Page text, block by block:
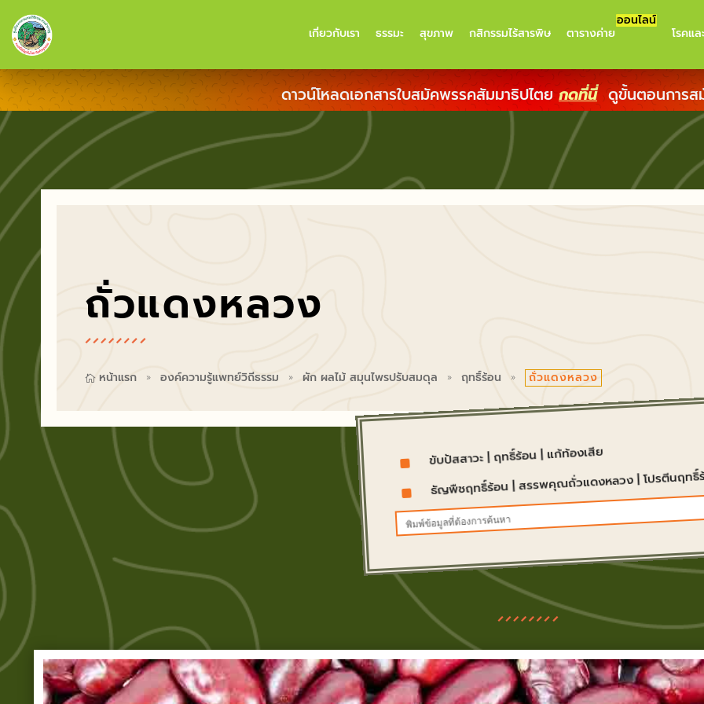
เกี่ยวกับเรา ธรรมะ สุขภาพ กสิกรรมไร้สารพิษ ตารางค่าย
ออนไลน์
โรคแ
ดาวน์โหลดเอกสารใบสมัคพรรคสัมมาธิปไตยกดที่นี่ ดูขั้นตอนการ
ถั่วแดงหลวง
 หน้าแรก 9 องค์ความรู้แพทย์วิถีธรรม 9 ผัก ผลไม้ สมุนไพรปรับสมดุล 9 ฤทธิ์ร้อน 9 ถั่วแดงหลวง
^ ขับปัสสาวะ|ฤทธิ์ร้อน| แก้ท้องเสีย
^ ธัญพืชฤทธิ์ร้อน|สรรพคุณถั่วแดงหลวง|โปรตีนฤทธิ์